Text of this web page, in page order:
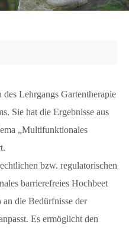
Lehrgangs Gartentherapie
Sie hat die Ergebnisse aus
„Multifunktionales
bzw. regulatorischen
barrierefreies Hochbeet
die Bedürfnisse der
Es ermöglicht den